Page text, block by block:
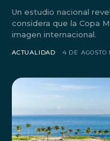
Un estudio nacional
considera que la Copa
imagen internacional.
ACTUALIDAD 4 DE AGOSTO